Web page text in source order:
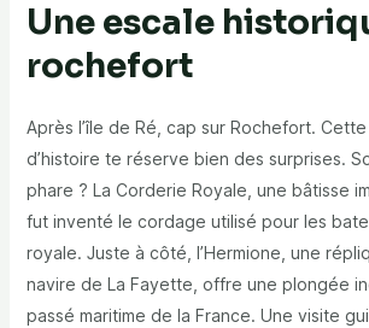
Une escale
rochefort
Après l’île de Ré, cap sur Rochefort. Cette
d’histoire te réserve bien des surprises.
phare ? La Corderie Royale, une bâtisse
fut inventé le cordage utilisé pour les
royale. Juste à côté, l’Hermione, une
navire de La Fayette, offre une plongée
passé maritime de la France. Une visite